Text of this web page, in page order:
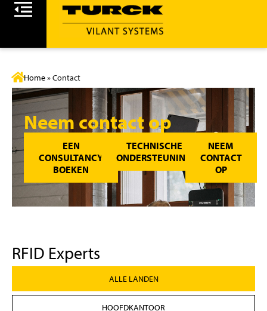
Home»Contact
Neem contact op
EEN
CONSULTANCY
BOEKEN
TECHNISCHE
ONDERSTEUNING
NEEM
CONTACT
OP
RFID Experts
ALLE LANDEN
HOOFDKANTOOR